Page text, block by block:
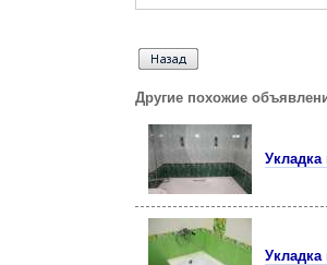
Другие похожие
Укладка